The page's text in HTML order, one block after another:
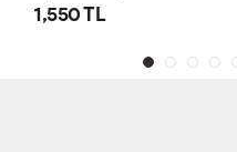
1,550 TL